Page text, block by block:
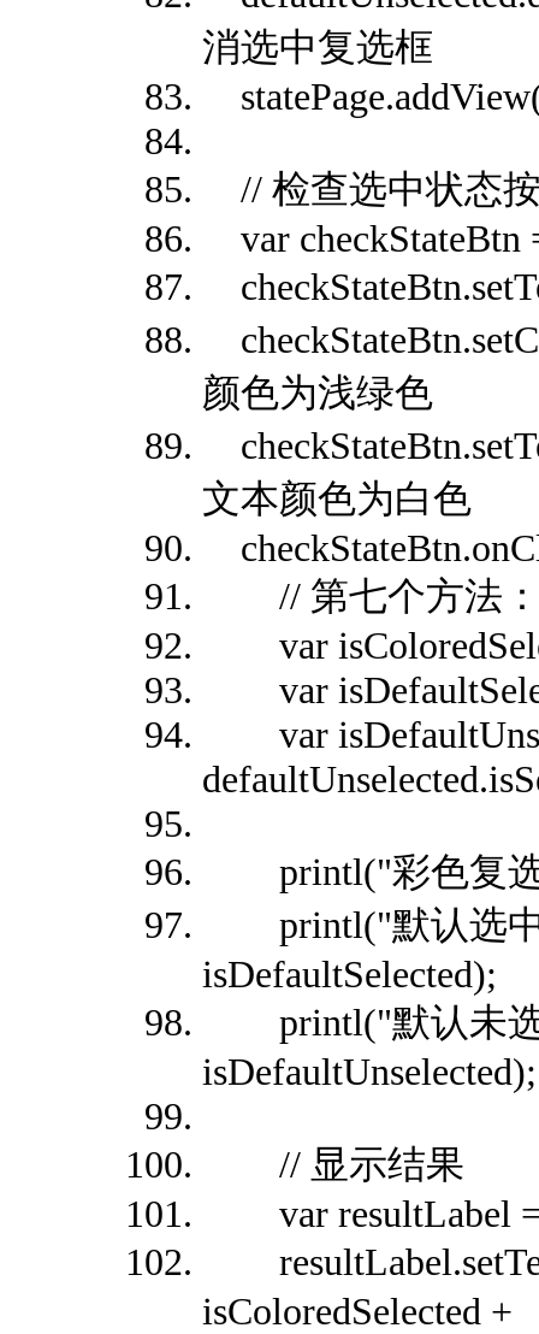
消选中复选框
// 检查选中状态
var checkStateBtn
颜色为浅绿色
文本颜色为白色
// 第七个方法：
var
var
var
printl("彩色复选
printl("默认选中
isDefaultSelected);
printl("默认未选
isDefaultUnselected);
// 显示结果
var resultLabel =
isColoredSelected +